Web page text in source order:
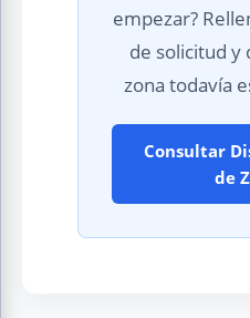
empezar?
de solicitud y
zona todavía
Consultar
de